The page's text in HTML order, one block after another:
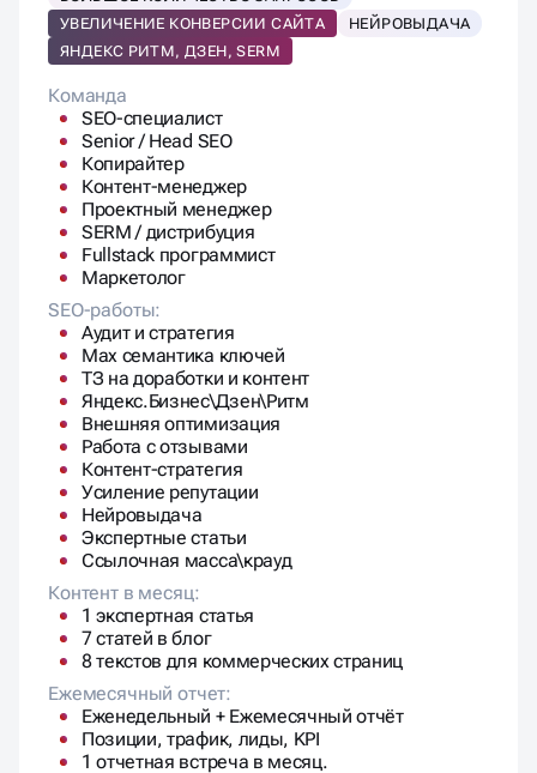
Команда
Senior / Head SEO
Контент-менеджер
Проектный менеджер
SERM / дистрибуция
Fullstack программист
Маркетолог
SEO-работы:
Аудит и стратегия
Max семантика ключей
ТЗ на доработки и контент
Яндекс.Бизнес\Дзен\Ритм
Внешняя оптимизация
Работа с отзывами
Контент-стратегия
Усиление репутации
Нейровыдача
Экспертные статьи
Ссылочная масса\крауд
Контент в месяц:
1 экспертная статья
7 статей в блог
Ежемесячный отчет:
Еженедельный + Ежемесячный отчёт
Позиции, трафик, лиды, KPI
1 отчетная встреча в месяц.
1 стратегическая встреча в месяц
Дополнительно:
Другие источники для продвижения